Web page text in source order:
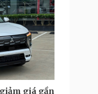
số
giá gần